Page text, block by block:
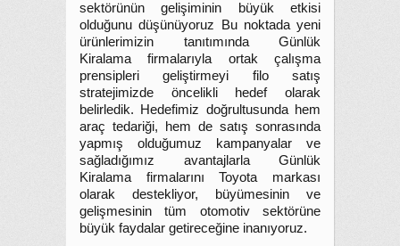
sektörünün gelişiminin büyük etkisi
olduğunu düşünüyoruz Bu noktada yeni
ürünlerimizin tanıtımında Günlük
Kiralama firmalarıyla ortak çalışma
prensipleri geliştirmeyi filo satış
stratejimizde öncelikli hedef olarak
belirledik. Hedefimiz doğrultusunda hem
araç tedariği, hem de satış sonrasında
yapmış olduğumuz kampanyalar ve
sağladığımız avantajlarla Günlük
Kiralama firmalarını Toyota markası
olarak destekliyor, büyümesinin ve
gelişmesinin tüm otomotiv sektörüne
büyük faydalar getireceğine inanıyoruz.